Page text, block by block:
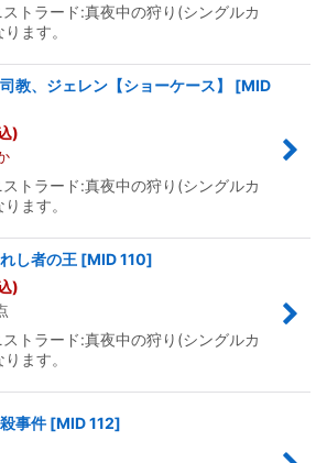
トラード:真夜中の狩り(シングルカ
ます。
教、ジェレン【ショーケース】 [MID
)
トラード:真夜中の狩り(シングルカ
ます。
し者の王 [MID 110]
)
トラード:真夜中の狩り(シングルカ
ます。
事件 [MID 112]